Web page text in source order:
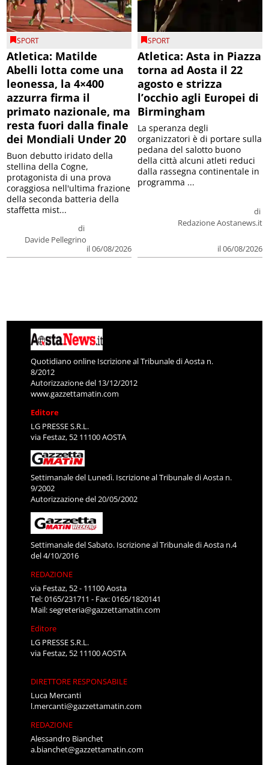
SPORT
Atletica: Matilde
Abelli lotta come una
leonessa, la 4×400
azzurra firma il
primato nazionale, ma
resta fuori dalla finale
dei Mondiali Under 20
di
Davide Pellegrino
il 06/08/2026
Buon debutto iridato della
stellina della Cogne,
protagonista di una prova
coraggiosa nell'ultima frazione
della seconda batteria della
staffetta mist...
SPORT
Atletica: Asta in Piazza
torna ad Aosta il 22
agosto e strizza
l’occhio agli Europei di
Birmingham
di
Redazione Aostanews.it
il 06/08/2026
La speranza degli
organizzatori è di portare sulla
pedana del salotto buono
della città alcuni atleti reduci
dalla rassegna continentale in
programma ...
Quotidiano online Iscrizione al Tribunale di Aosta n.
8/2012
Autorizzazione del 13/12/2012
www.gazzettamatin.com
Editore
LG PRESSE S.R.L.
via Festaz, 52 11100 AOSTA
Settimanale del Lunedì. Iscrizione al Tribunale di Aosta n.
9/2002
Autorizzazione del 20/05/2002
Settimanale del Sabato. Iscrizione al Tribunale di Aosta n.4
del 4/10/2016
REDAZIONE
via Festaz, 52 - 11100 Aosta
Tel: 0165/231711 - Fax: 0165/1820141
Mail:segreteria@gazzettamatin.com
Editore
LG PRESSE S.R.L.
via Festaz, 52 11100 AOSTA
DIRETTORE RESPONSABILE
Luca Mercanti
l.mercanti@gazzettamatin.com
REDAZIONE
Alessandro Bianchet
a.bianchet@gazzettamatin.com